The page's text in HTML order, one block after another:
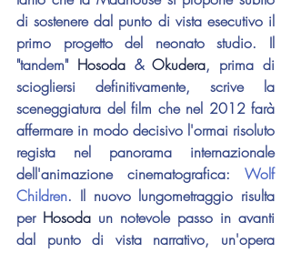
di sostenere dal punto di vista esecutivo il
primo progetto del neonato studio. Il
"tandem" Hosoda & Okudera, prima di
sciogliersi definitivamente, scrive la
sceneggiatura del film che nel 2012 farà
affermare in modo decisivo l'ormai risoluto
regista nel panorama internazionale
dell'animazione cinematografica: Wolf
Children. Il nuovo lungometraggio risulta
per Hosoda un notevole passo in avanti
dal punto di vista narrativo, un'opera